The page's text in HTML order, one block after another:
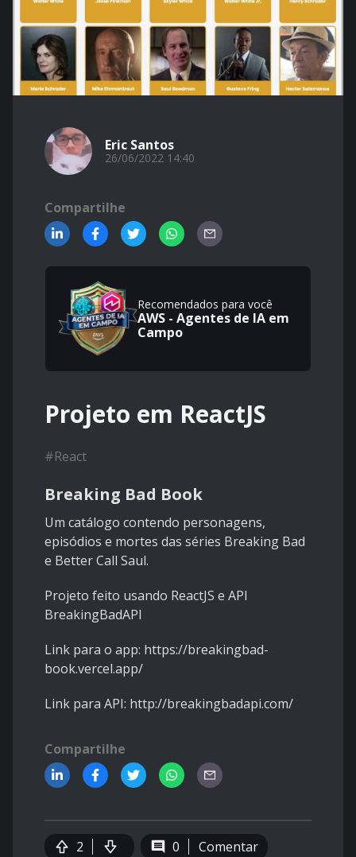
Eric Santos
26/06/2022 14:40
Compartilhe
Recomendados para você
AWS - Agentes de IA em
Campo
Projeto em ReactJS
#React
Breaking Bad Book
Um catálogo contendo personagens,
episódios e mortes das séries Breaking Bad
e Better Call Saul.
Projeto feito usando ReactJS e API
BreakingBadAPI
Link para o app: https://breakingbad-
book.vercel.app/
Link para API: http://breakingbadapi.com/
Compartilhe
2 0 Comentar